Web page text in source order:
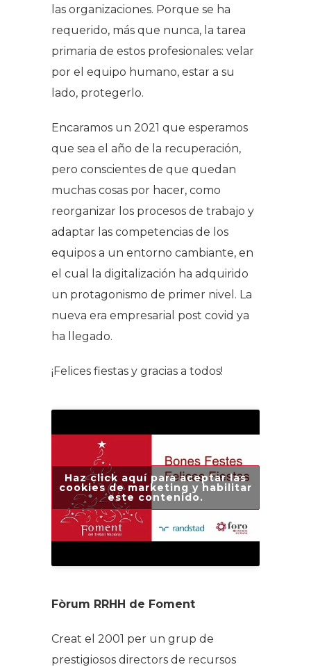
las organizaciones. Porque se ha
requerido, más que nunca, la tarea
primaria de estos profesionales: velar
por el equipo humano, estar a su
lado, protegerlo.
Encaramos un 2021 que esperamos
que sea el año de la recuperación,
pero conscientes de que quedan
muchas cosas por hacer, como
reorganizar los procesos de trabajo y
adaptar las competencias de los
equipos a un entorno cambiante, en
el cual la digitalización ha adquirido
un protagonismo de primer nivel. La
nueva era empresarial post covid ya
ha llegado.
¡Felices fiestas y gracias a todos!
Haz click aquí para aceptar las
cookies de marketing y habilitar
este contenido.
Fòrum RRHH de Foment
Creat el 2001 per un grup de
prestigiosos directors de recursos